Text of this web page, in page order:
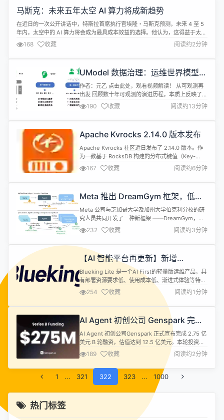
们所做的一切，希望能够让更多开发者因开源的发展
而受益，因开源的分...
马斯克：未来五年太空 AI 算力将成新趋势
在近日的一次公开讲话中，特斯拉首席执行官埃隆・马斯克预测，未来 4 至 5
年内，太空中的 AI 算力将会成为最具成本效益的选择。他认为，这得益于太空
中 “免费的” 太阳能和便捷的辐射冷却方式。 马斯克提到，随着 AI 计算集群的
规模不断扩大，地球的电力和散热需求将达到现有基础设施无法承受的水平。
他估计，未来的 AI 算力可能需要 200 至 300 吉瓦，...
168 收藏 阅读约2分钟
UModel 数据治理：运维世界模型构
建实践
作者：元乙 点击此处，观看视频解读！ 从可观测再
出发 回顾数十年可观测的演进历程，本质上反映了我
们对复杂系统认知方式的变化。 最初，我们面向单一
数据类型构建监控体系------CPU、内存、磁盘，一
个个孤立的指标告诉我们"什么地方出了问题"。随着
志、指标、链路并行发展，试图从不同维度观察同一
个系统。 进一步，...
190 收藏 阅读约13分钟
Apache Kvrocks 2.14.0 版本发布
Apache Kvrocks 社区近日发布了 2.14.0 版本。作
为一款基于 RocksDB 构建的分布式键值（Key-
Value）NoSQL 数据库，Kvrocks 兼容 Redis 协
议，旨在通过将数据存储在磁盘（SSD）上来降低内
存成本并提升数据容量，同时维持与 Redis 类似的访
统计类数据结...
167 收藏 阅读约6分钟
Meta 推出 DreamGym 框架，低成
本高效训练 AI 代理
Meta 公司与芝加哥大学及加州大学伯克利分校的研
究人员共同开发了一种新框架 ——DreamGym，旨
在解决使用强化学习（RL）训练大型语言模型
（LLM）代理所面临的高成本、复杂基础设施和不可
靠反馈等问题。DreamGym 通过模拟 RL 环境来训
练代理，使其能够高效地处理复杂应用程序。
DreamGym 在训练过程中能够动态调整任务难度，
确保代理逐步学习并...
232 收藏 阅读约3分钟
【AI 智能平台再更新】新增
Chatflow Web 对话框+SNMP 日志
接入
Blueking Lite 是一个AI First的轻量版运维产品，具
有部署资源要求低、使用成本低、渐进式体验等特
点，为运维管理员提供日常运维中的必备工具。 本周
更新如下 ✨ OpsPilot ⚙️ Chatflow 新增 Web 对话
框，支持 AG-ui 协议接入其他系统，多会话智能管
理 🛠️ 系统管理 👑 新增 报错日志管理，快速筛选异
常，轻松排查问...
254 收藏 阅读约1分钟
AI Agent 初创公司 Genspark 完成
2.75 亿美元 B 轮融资
AI Agent 初创公司Genspark 正式宣布完成 2.75 亿
美元 B 轮融资，估值达到 12.5 亿美元。本轮投资方
包括硅谷老牌风投 Emergence Capital、以及 SBI
Investment、LG Technology Ventures、
Pavilion Capital、UpHonest Capital 等全球科技投
资机构。 据了解，...
189 收藏 阅读约2分钟
1 ... 321 322 323 ... 1000
热门标签